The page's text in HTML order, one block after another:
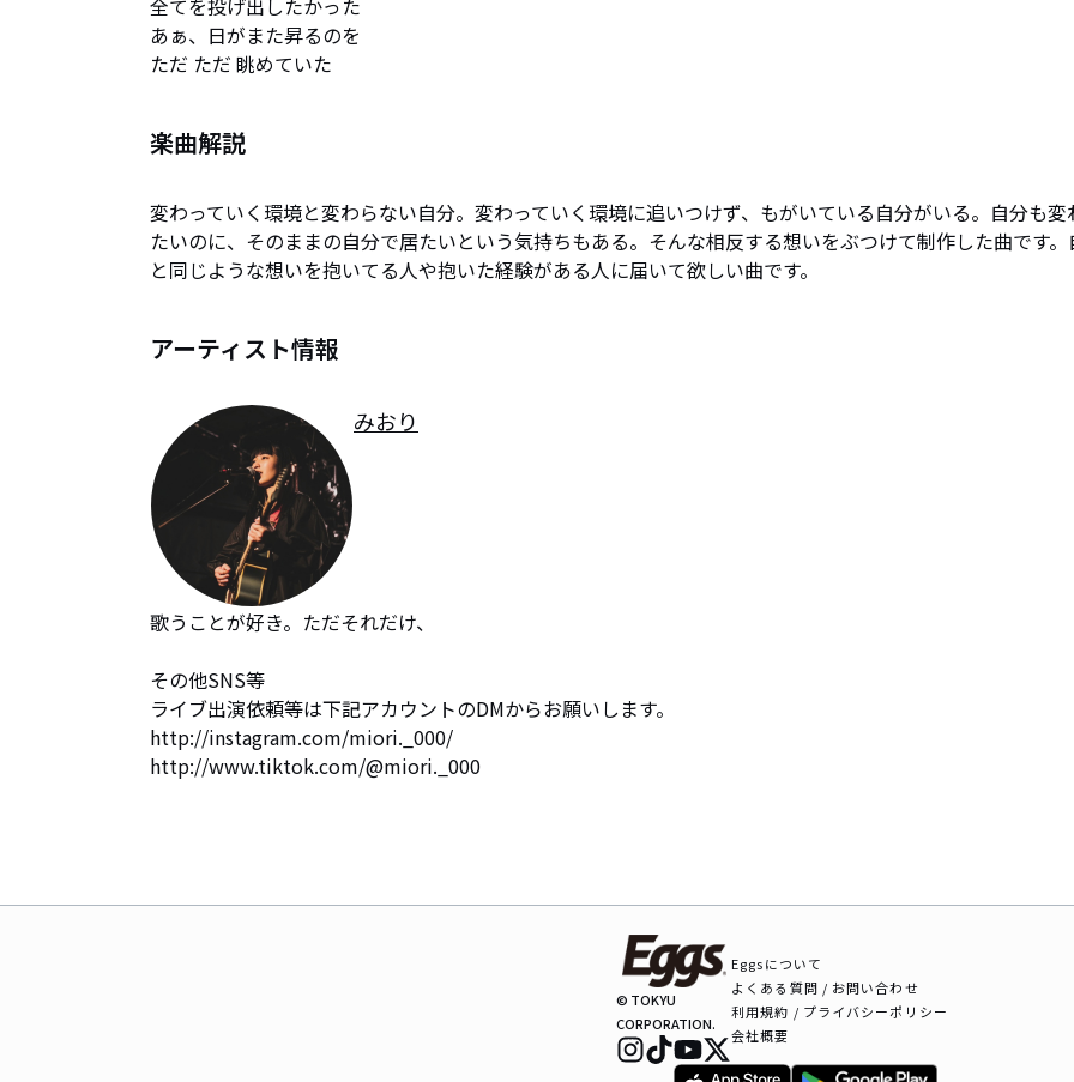
全てを投げ出したかった
あぁ、日がまた昇るのを
ただ ただ 眺めていた
楽曲解説
変わっていく環境と変わらない自分。変わっていく環境に追いつけず、もがいている自分がいる。自分も変
たいのに、そのままの自分で居たいという気持ちもある。そんな相反する想いをぶつけて制作した曲です。
と同じような想いを抱いてる人や抱いた経験がある人に届いて欲しい曲です。
アーティスト情報
みおり
歌うことが好き。ただそれだけ、
その他SNS等
ライブ出演依頼等は下記アカウントのDMからお願いします。
http://instagram.com/miori._000/
http://www.tiktok.com/@miori._000
© TOKYU
CORPORATION.
Eggsについて
よくある質問 / お問い合わせ
利用規約 / プライバシーポリシー
会社概要